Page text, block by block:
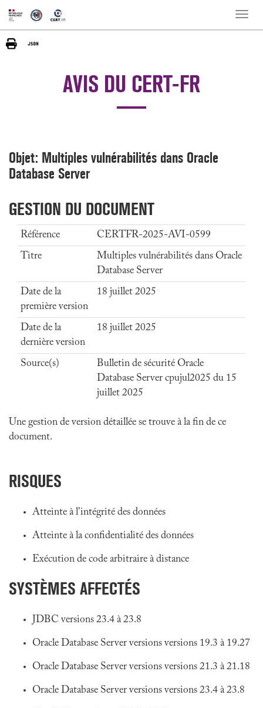
Toggle
AVIS DU CERT-FR
Objet: Multiples vulnérabilités dans Oracle
Database Server
GESTION DU DOCUMENT
Référence
CERTFR-2025-AVI-0599
Titre
Multiples vulnérabilités dans Oracle
Database Server
Date de la
première version
18 juillet 2025
Date de la
dernière version
18 juillet 2025
Source(s)
Bulletin de sécurité Oracle
Database Server cpujul2025 du 15
juillet 2025
Une gestion de version détaillée se trouve à la fin de ce
document.
RISQUES
Atteinte à l'intégrité des données
Atteinte à la confidentialité des données
Exécution de code arbitraire à distance
SYSTÈMES AFFECTÉS
JDBC versions 23.4 à 23.8
Oracle Database Server versions versions 19.3 à 19.27
Oracle Database Server versions versions 21.3 à 21.18
Oracle Database Server versions versions 23.4 à 23.8